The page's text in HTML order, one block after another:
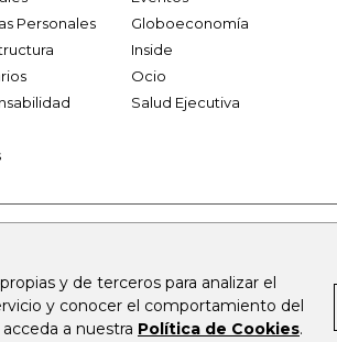
y de terceros para analizar el
y conocer el comportamiento del
a nuestra Política de Cookies.
Personales
Globoeconomía
Inside
Ocio
Salud Ejecutiva
firmasdeabogados.com
rcnradio.com noticiasrcn.com